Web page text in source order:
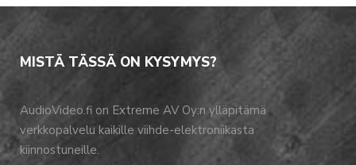
MISTÄ TÄSSÄ ON KYSYMYS?
AudioVideo.fi on Extreme AV Oy:n ylläpitämä
verkkopalvelu kaikille viihde-elektroniikasta
kiinnostuneille.